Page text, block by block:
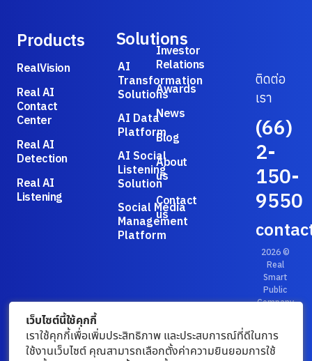
ติดต่อ
เรา
(66)
2-
150-
9550
2026 ©
Real
Smart
Public
Company
Privacy
Policy
Terms &
Products
RealVision
Real AI
Contact
Center
Real AI
Detection
Real AI
Listening
Solutions
AI
Transformation
Solutions
AI Data
Platform
AI Social
Listening
Solution
Social Media
Management
Platform
Investor
Relations
Awards
News
Blog
About
us
Contact
us
เว็บไซต์นี้ใช้คุกกี้
เราใช้คุกกี้เพื่อเพิ่มประสิทธิภาพ และประสบการณ์ที่ดีในการ
ใช้งานเว็บไซต์ คุณสามารถเลือกตั้งค่าความยินยอมการใช้